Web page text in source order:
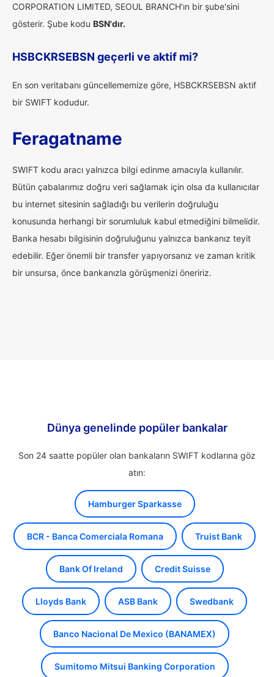
CORPORATION LIMITED, SEOUL BRANCH'ın bir şube'sini
gösterir. Şube kodu BSN'dır.
HSBCKRSEBSN geçerli ve aktif mi?
En son veritabanı güncellememize göre, HSBCKRSEBSN aktif
bir SWIFT kodudur.
Feragatname
SWIFT kodu aracı yalnızca bilgi edinme amacıyla kullanılır.
Bütün çabalarımız doğru veri sağlamak için olsa da kullanıcılar
bu internet sitesinin sağladığı bu verilerin doğruluğu
konusunda herhangi bir sorumluluk kabul etmediğini bilmelidir.
Banka hesabı bilgisinin doğruluğunu yalnızca bankanız teyit
edebilir. Eğer önemli bir transfer yapıyorsanız ve zaman kritik
bir unsursa, önce bankanızla görüşmenizi öneririz.
Dünya genelinde popüler bankalar
Son 24 saatte popüler olan bankaların SWIFT kodlarına göz
atın:
Hamburger Sparkasse
BCR - Banca Comerciala Romana Truist Bank
Bank Of Ireland Credit Suisse
Lloyds Bank ASB Bank Swedbank
Banco Nacional De Mexico (BANAMEX)
Sumitomo Mitsui Banking Corporation